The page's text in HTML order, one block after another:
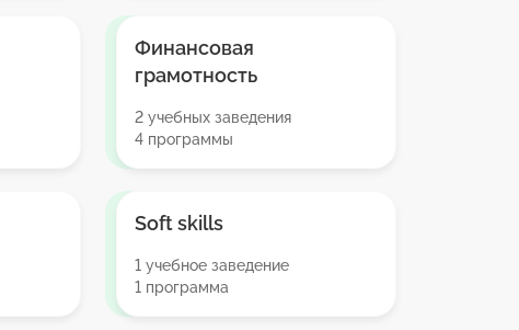
Финансовая
грамотность
2 учебных заведения
4 программы
Soft skills
1 учебное заведение
1 программа